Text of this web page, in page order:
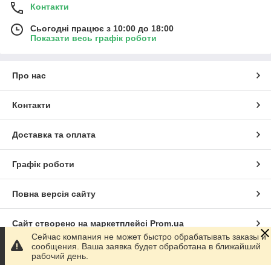
Контакти
Сьогодні працює з 10:00 до 18:00
Показати весь графік роботи
Про нас
Контакти
Доставка та оплата
Графік роботи
Повна версія сайту
Сайт створено на маркетплейсі Prom.ua
Політика конфіденційності
Сейчас компания не может быстро обрабатывать заказы и
сообщения. Ваша заявка будет обработана в ближайший
рабочий день.